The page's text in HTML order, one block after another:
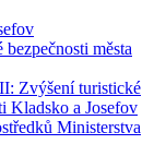
města
Zvýšení turistické
Kladsko a Josefov
Ministerstva